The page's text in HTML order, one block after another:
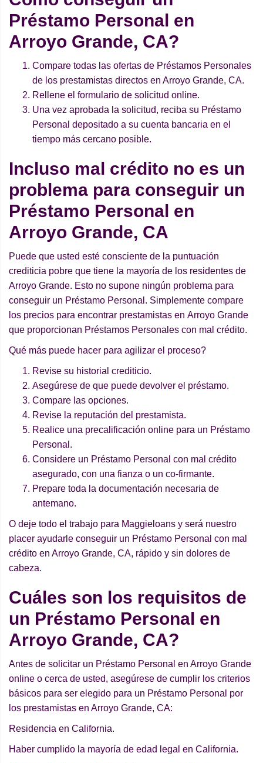
Préstamo Personal en
Arroyo Grande, CA?
Compare todas las ofertas de Préstamos Personales
de los prestamistas directos en Arroyo Grande, CA.
Rellene el formulario de solicitud online.
Una vez aprobada la solicitud, reciba su Préstamo
Personal depositado a su cuenta bancaria en el
tiempo más cercano posible.
Incluso mal crédito no es un
problema para conseguir un
Préstamo Personal en
Arroyo Grande, CA
Puede que usted esté consciente de la puntuación
crediticia pobre que tiene la mayoría de los residentes de
Arroyo Grande. Esto no supone ningún problema para
conseguir un Préstamo Personal. Simplemente compare
los precios para encontrar prestamistas en Arroyo Grande
que proporcionan Préstamos Personales con mal crédito.
Qué más puede hacer para agilizar el proceso?
Revise su historial crediticio.
Asegúrese de que puede devolver el préstamo.
Compare las opciones.
Revise la reputación del prestamista.
Realice una precalificación online para un Préstamo
Personal.
Considere un Préstamo Personal con mal crédito
asegurado, con una fianza o un co-firmante.
Prepare toda la documentación necesaria de
antemano.
O deje todo el trabajo para Maggieloans y será nuestro
placer ayudarle conseguir un Préstamo Personal con mal
crédito en Arroyo Grande, CA, rápido y sin dolores de
cabeza.
Cuáles son los requisitos de
un Préstamo Personal en
Arroyo Grande, CA?
Antes de solicitar un Préstamo Personal en Arroyo Grande
online o cerca de usted, asegúrese de cumplir los criterios
básicos para ser elegido para un Préstamo Personal por
los prestamistas en Arroyo Grande, CA:
Residencia en California.
Haber cumplido la mayoría de edad legal en California.